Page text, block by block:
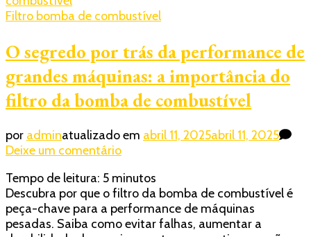
Filtro bomba de combustível
O segredo por trás da performance de
grandes máquinas: a importância do
filtro da bomba de combustível
por adminatualizado em abril 11, 2025abril 11, 2025
Deixe um comentárioem
segredo
por
trás
da
Tempo de leitura: 5 minutos
Descubra por que o filtro da bomba de combustível é
peça-chave para a performance de máquinas
pesadas. Saiba como evitar falhas, aumentar a